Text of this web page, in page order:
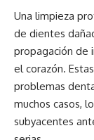
Una limpieza
de dientes
propagación de
el corazón.
problemas
muchos casos,
subyacentes